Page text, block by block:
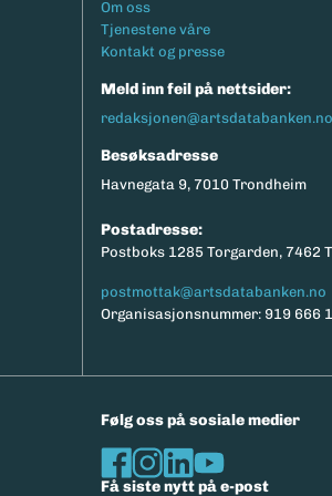
eksport av relevante parametere.
Footermeny
Om oss
Tjenestene våre
Kontakt og presse
Meld inn feil på nettsider:
redaksjonen@artsdatabanken.no
Besøksadresse
Havnegata 9, 7010 Trondheim
Postadresse:
Postboks 1285 Torgarden, 7462
postmottak@artsdatabanken.no
Organisasjonsnummer: 919 666
Følg oss på sosiale medier
Få siste nytt på e-post